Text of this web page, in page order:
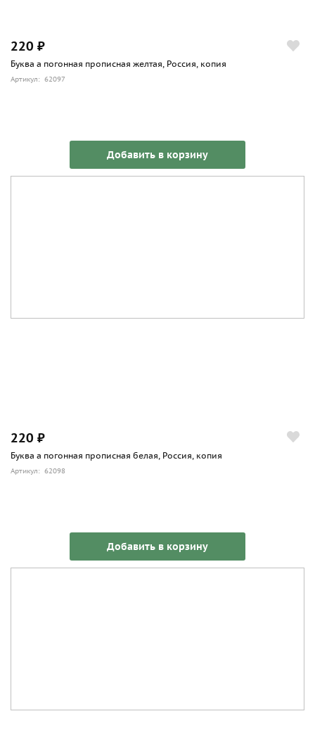
220 ₽
Буква а погонная прописная желтая, Россия, копия
Артикул: 62097
Добавить в корзину
220 ₽
Буква а погонная прописная белая, Россия, копия
Артикул: 62098
Добавить в корзину